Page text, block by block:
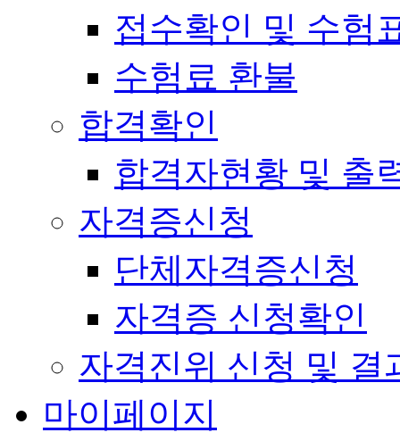
접수확인 및 수험
수험료 환불
합격확인
합격자현황 및 출
자격증신청
단체자격증신청
자격증 신청확인
자격진위 신청 및 결
마이페이지